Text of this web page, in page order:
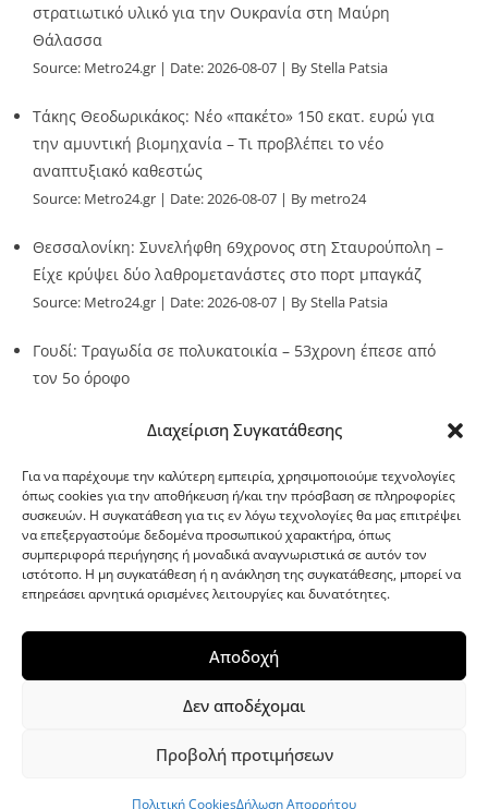
Διαχείριση Συγκατάθεσης
Για να παρέχουμε την καλύτερη εμπειρία, χρησιμοποιούμε τεχνολογίες
όπως cookies για την αποθήκευση ή/και την πρόσβαση σε πληροφορίες
συσκευών. Η συγκατάθεση για τις εν λόγω τεχνολογίες θα μας επιτρέψει
να επεξεργαστούμε δεδομένα προσωπικού χαρακτήρα, όπως
συμπεριφορά περιήγησης ή μοναδικά αναγνωριστικά σε αυτόν τον
ιστότοπο. Η μη συγκατάθεση ή η ανάκληση της συγκατάθεσης, μπορεί να
επηρεάσει αρνητικά ορισμένες λειτουργίες και δυνατότητες.
Αποδοχή
Δεν αποδέχομαι
Προβολή προτιμήσεων
Πολιτική CookiesΔήλωση Απορρήτου
στρατιωτικό υλικό για την Ουκρανία στη Μαύρη
Θάλασσα
Source: Metro24.gr Date: 2026-08-07 By Stella Patsia
Τάκης Θεοδωρικάκος: Νέο «πακέτο» 150 εκατ. ευρώ για
την αμυντική βιομηχανία – Τι προβλέπει το νέο
αναπτυξιακό καθεστώς
Source: Metro24.gr Date: 2026-08-07 By metro24
Θεσσαλονίκη: Συνελήφθη 69χρονος στη Σταυρούπολη –
Είχε κρύψει δύο λαθρομετανάστες στο πορτ μπαγκάζ
Source: Metro24.gr Date: 2026-08-07 By Stella Patsia
Γουδί: Τραγωδία σε πολυκατοικία – 53χρονη έπεσε από
τον 5ο όροφο
G-point.gr
WordPress Theme|Viral Newsby HashThemes